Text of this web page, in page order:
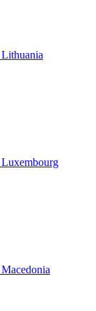
Lithuania
Luxembourg
Macedonia